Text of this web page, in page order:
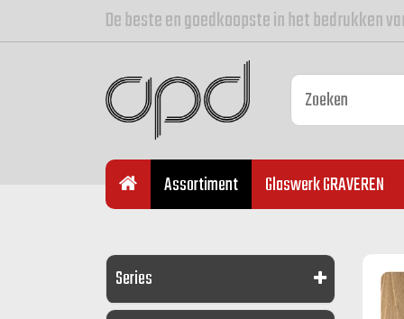
De beste en goedkoopste in het bedrukken
Assortiment Glaswerk GRAVEREN
Series